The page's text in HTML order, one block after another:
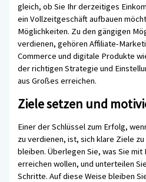
gleich, ob Sie Ihr derzeitiges
ein Vollzeitgeschäft aufbauen
Möglichkeiten. Zu den gängigen
verdienen, gehören Affiliate-
Commerce und digitale Produkte
der richtigen Strategie und
aus Großes erreichen.
Ziele setzen und
Einer der Schlüssel zum Erfolg,
zu verdienen, ist, sich klare Ziele
bleiben. Überlegen Sie, was Sie mit
erreichen wollen, und unterteilen
Schritte. Auf diese Weise bleiben